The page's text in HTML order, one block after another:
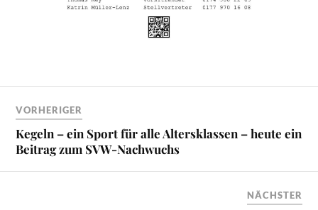
VORHERIGER
Kegeln – ein Sport für alle Altersklassen – heute ein
Beitrag zum SVW-Nachwuchs
NÄCHSTER